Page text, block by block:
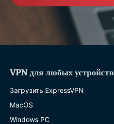
VPN для любых устройств
Загрузить ExpressVPN
MacOS
Windows PC